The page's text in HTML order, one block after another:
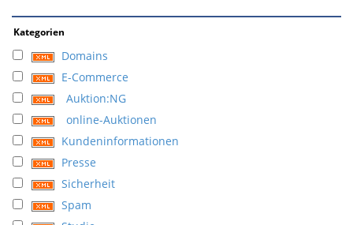
Kategorien
Domains
E-Commerce
Auktion:NG
online-Auktionen
Kundeninformationen
Presse
Sicherheit
Spam